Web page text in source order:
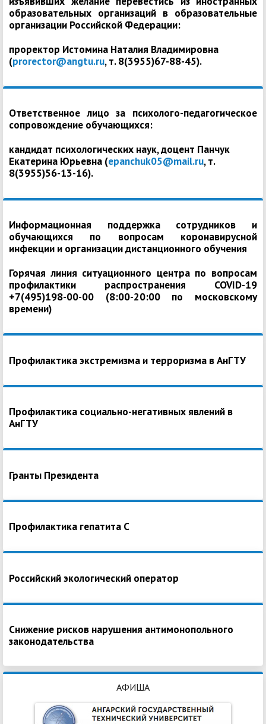
образовательных организаций в образовательные
организации Российской Федерации:
проректор Истомина Наталия Владимировна
(prorector@angtu.ru, т. 8(3955)67-88-45).
Ответственное лицо за психолого-педагогическое
сопровождение обучающихся:
кандидат психологических наук, доцент Панчук
Екатерина Юрьевна (epanchuk05@mail.ru, т.
8(3955)56-13-16).
Информационная поддержка сотрудников и
обучающихся по вопросам коронавирусной
инфекции и организации дистанционного обучения
Горячая линия ситуационного центра по вопросам
профилактики распространения COVID-19
+7(495)198-00-00 (8:00-20:00 по московскому
времени)
Профилактика экстремизма и терроризма в АнГТУ
Профилактика социально-негативных явлений в
АнГТУ
Гранты Президента
Профилактика гепатита С
Российский экологический оператор
Снижение рисков нарушения антимонопольного
законодательства
АФИША